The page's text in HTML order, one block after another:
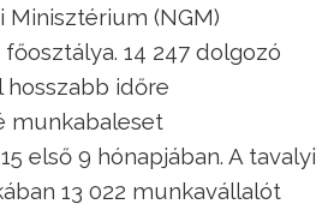
Minisztérium (NGM)
14 247 dolgozó
időre
munkabaleset
első 9 hónapjában. A tavalyi
13 022 munkavállalót